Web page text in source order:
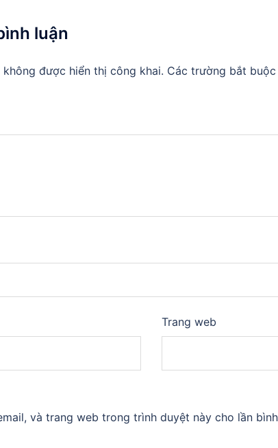
luận
không được hiển thị công khai. Các trường bắt
Trang web
và trang web trong trình duyệt này cho lần